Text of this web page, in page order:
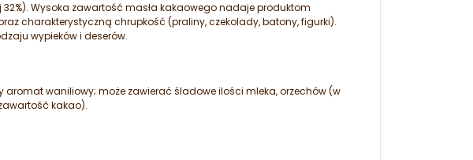
Wysoka zawartość masła kakaowego nadaje produktom
charakterystyczną chrupkość (praliny, czekolady, batony, figurki).
wypieków i deserów.
aromat waniliowy; może zawierać śladowe ilości mleka, orzechów (w
kakao).